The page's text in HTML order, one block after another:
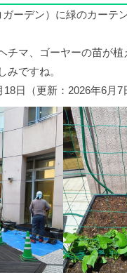
ーデン）に緑のカーテ
チマ、ゴーヤーの苗が植
みですね。
日（更新：2026年6月7